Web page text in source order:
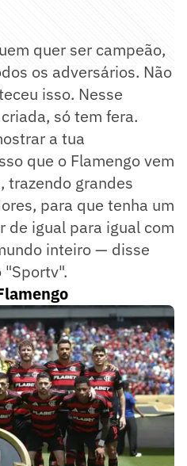
quer ser campeão,
os adversários. Não
isso. Nesse
só tem fera.
a tua
que o Flamengo vem
trazendo grandes
para que tenha um
de igual para igual com
inteiro — disse
"Sportv".